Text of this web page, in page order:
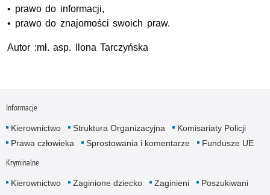
• prawo do informacji,
• prawo do znajomości swoich praw.
Autor :mł. asp. Ilona Tarczyńska
Informacje
Kierownictwo Struktura Organizacyjna
Komisariaty Policji
Prawa człowieka
Sprostowania i komentarze Fundusze UE
Kryminalne
Kierownictwo Zaginione dziecko Zaginieni Poszukiwani